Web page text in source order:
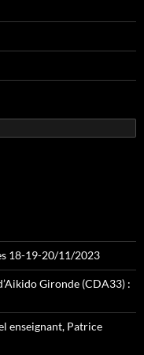
18-19-20/11/2023
Gironde (CDA33) :
enseignant, Patrice